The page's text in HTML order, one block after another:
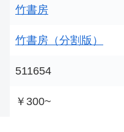
竹書房
竹書房（分割版）
511654
￥300~